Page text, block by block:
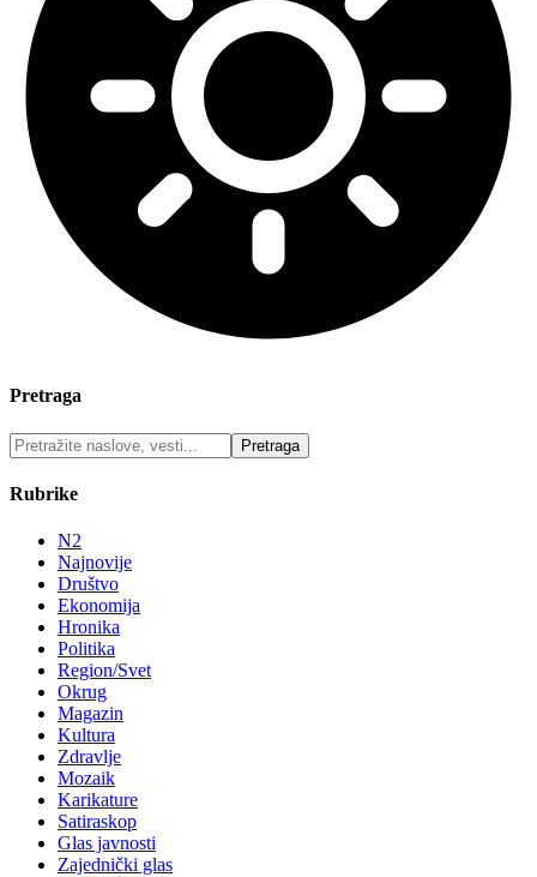
Pretraga
Rubrike
N2
Najnovije
Društvo
Ekonomija
Hronika
Politika
Region/Svet
Okrug
Magazin
Kultura
Zdravlje
Mozaik
Karikature
Satiraskop
Glas javnosti
Zajednički glas